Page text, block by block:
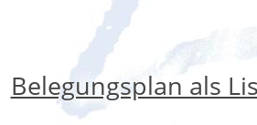
Belegungsplan als